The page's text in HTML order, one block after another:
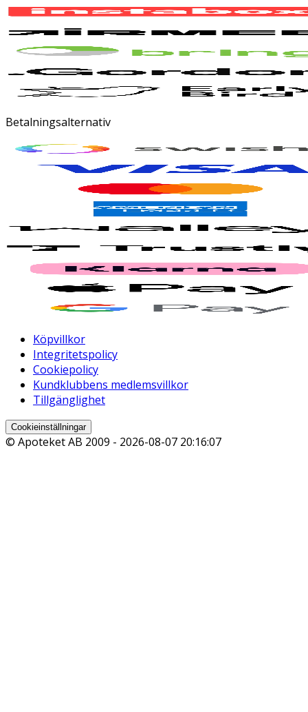
Betalningsalternativ
Köpvillkor
Integritetspolicy
Cookiepolicy
Kundklubbens medlemsvillkor
Tillgänglighet
Cookieinställningar
© Apoteket AB 2009 - 2026-08-07 20:16:07